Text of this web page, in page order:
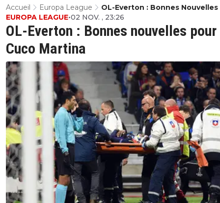
Accueil Europa League
OL-Everton : Bonnes Nouvelles
Cuco Martina
OL-Everton : Bonnes nouvelles pour
Cuco Martina
EUROPA LEAGUE•02 NOV. , 23:26